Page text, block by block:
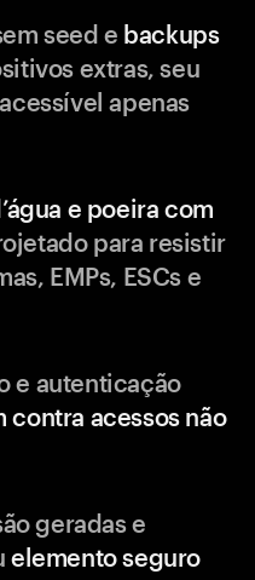
seed e backups
extras, seu
apenas
e poeira com
para resistir
EMPs, ESCs e
e autenticação
contra acessos não
geradas e
elemento seguro